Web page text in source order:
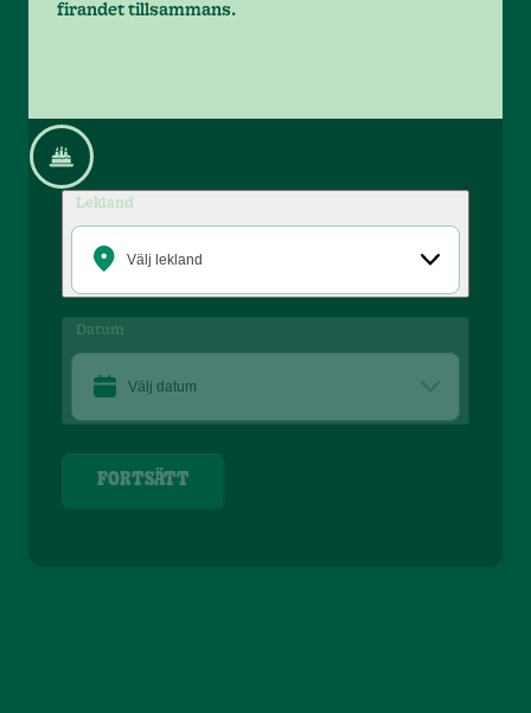
firandet tillsammans.
Lekland
Välj lekland
Datum
Välj datum
FORTSÄTT